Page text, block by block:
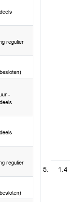
regulier
-
regulier
1.4